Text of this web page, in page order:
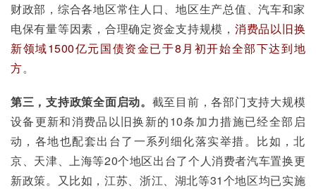
财政部，综合各地区常住人口、地区生产总值、汽车和家
电保有量等因素，合理确定资金支持规模， 消费品以旧换
新领域1500亿元国债资金已于8月初开始全部下达到地
方。
第三，支持政策全面启动。 截至目前，各部门支持大规模
设备更新和消费品以旧换新的10条加力措施已经全部启
动，各地也配套出台了一系列细化落实举措。比如，北
京、天津、上海等20个地区出台了个人消费者汽车置换更
新政策。又比如，江苏、浙江、湖北等31个地区均已实施